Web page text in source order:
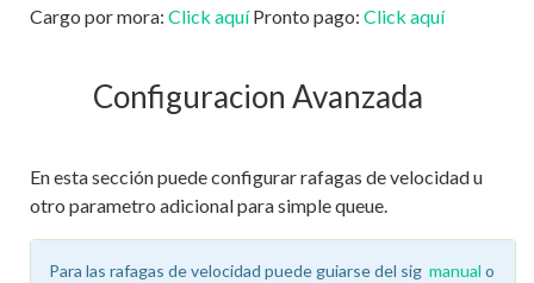
Cargo por mora: Click aquíPronto pago: Click aquí
Configuracion Avanzada
En esta sección puede configurar rafagas de velocidad u
otro parametro adicional para simple queue.
Para las rafagas de velocidad puede guiarse del sig manual o